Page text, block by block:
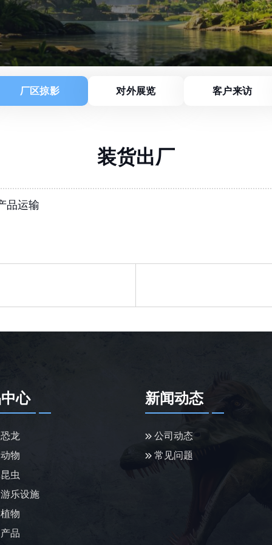
厂区掠影 对外展览 客户来访
装货出厂
品运输
心
龙
物
虫
乐设施
物
品
新闻动态
公司动态
常见问题